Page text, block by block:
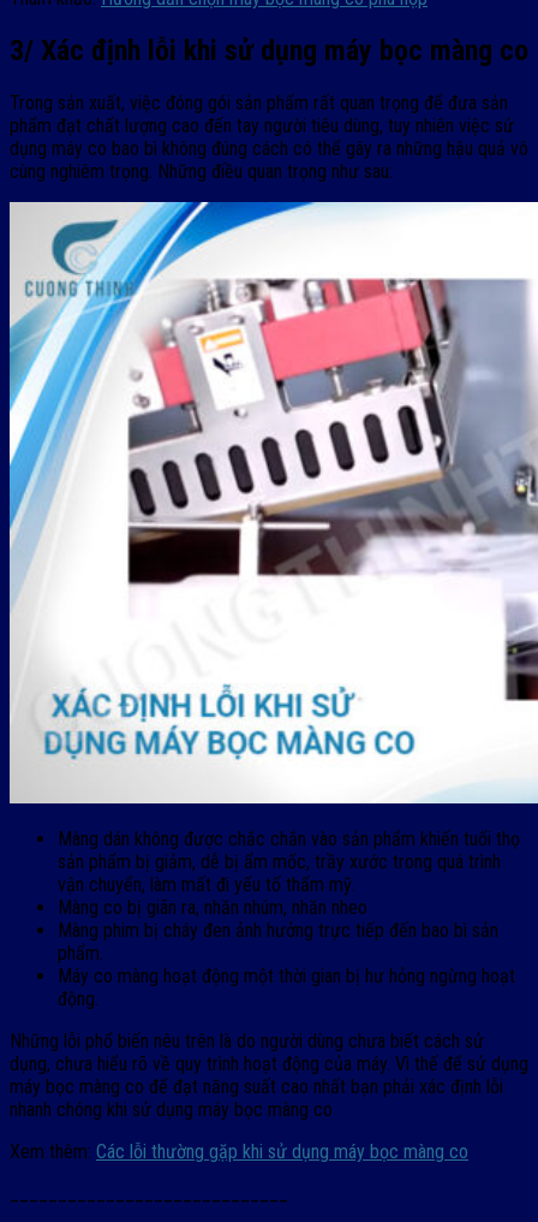
3/ Xác định lỗi khi sử dụng máy bọc màng co
Trong sản xuất, việc đóng gói sản phẩm rất quan trọng để đưa sản
phẩm đạt chất lượng cao đến tay người tiêu dùng, tuy nhiên việc sử
dụng máy co bao bì không đúng cách có thể gây ra những hậu quả vô
cùng nghiêm trọng. Những điều quan trọng như sau:
Màng dán không được chắc chắn vào sản phẩm khiến tuổi thọ
sản phẩm bị giảm, dễ bị ẩm mốc, trầy xước trong quá trình
vận chuyển, làm mất đi yếu tố thẩm mỹ.
Màng co bị giãn ra, nhăn nhúm, nhăn nheo
Màng phim bị cháy đen ảnh hưởng trực tiếp đến bao bì sản
phẩm.
Máy co màng hoạt động một thời gian bị hư hỏng ngừng hoạt
động.
Những lỗi phổ biến nêu trên là do người dùng chưa biết cách sử
dụng, chưa hiểu rõ về quy trình hoạt động của máy. Vì thế để sử dụng
máy bọc màng co để đạt năng suất cao nhất bạn phải xác định lỗi
nhanh chóng khi sử dụng máy bọc màng co
Xem thêm: Các lỗi thường gặp khi sử dụng máy bọc màng co